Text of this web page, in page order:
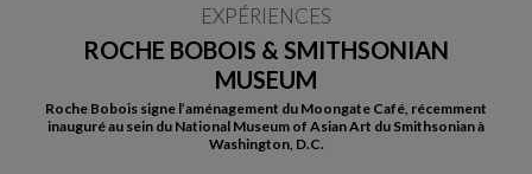
ROCHE BOBOIS & SMITHSONIAN
MUSEUM
EXPÉRIENCES
Roche Bobois signe l’aménagement du Moongate Café, récemment
inauguré au sein du National Museum of Asian Art du Smithsonian à
Washington, D.C.